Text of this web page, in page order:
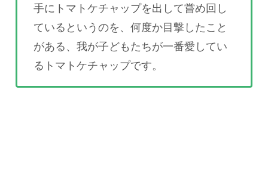
手にトマトケチャップを出して嘗め回し
ているというのを、何度か目撃したこと
がある、我が子どもたちが一番愛してい
るトマトケチャップです。